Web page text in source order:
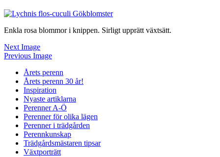
Enkla rosa blommor i knippen. Sirligt upprätt växtsätt.
Next Image
Previous Image
Årets perenn
Årets perenn 30 år!
Inspiration
Nyaste artiklarna
Perenner A-Ö
Perenner för olika lägen
Perenner i trädgården
Perennkunskap
Trädgårdsmästaren tipsar
Växtporträtt